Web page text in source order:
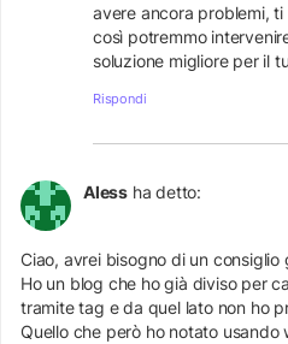
avere ancora problemi,
così potremmo
soluzione migliore per il
Rispondi
Aless ha detto:
Ciao, avrei bisogno di un consiglio
Ho un blog che ho già diviso per
tramite tag e da quel lato non ho
Quello che però ho notato usando